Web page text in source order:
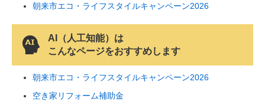
朝来市エコ・ライフスタイルキャンペーン2026
AI（人工知能）は
こんなページをおすすめします
朝来市エコ・ライフスタイルキャンペーン2026
空き家リフォーム補助金